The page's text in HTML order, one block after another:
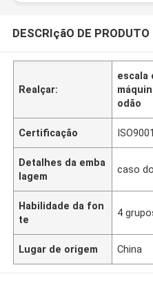
DESCRIçãO DE PRODUTO
Realçar:
escala
odão
Certificação ISO9001
Detalhes da emba
lagem
caso
Habilidade da fon
te
4
Lugar de origem China